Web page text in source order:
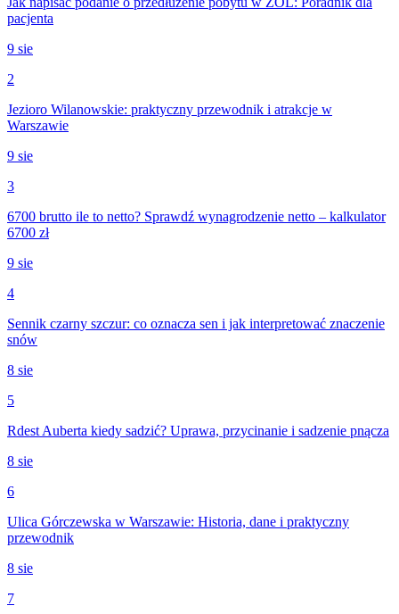
pacjenta
9 sie
2
Jezioro Wilanowskie: praktyczny przewodnik i atrakcje w
Warszawie
9 sie
3
6700 brutto ile to netto? Sprawdź wynagrodzenie netto – kalkulator
6700 zł
9 sie
4
Sennik czarny szczur: co oznacza sen i jak interpretować znaczenie
snów
8 sie
5
Rdest Auberta kiedy sadzić? Uprawa, przycinanie i sadzenie pnącza
8 sie
6
Ulica Górczewska w Warszawie: Historia, dane i praktyczny
przewodnik
8 sie
7